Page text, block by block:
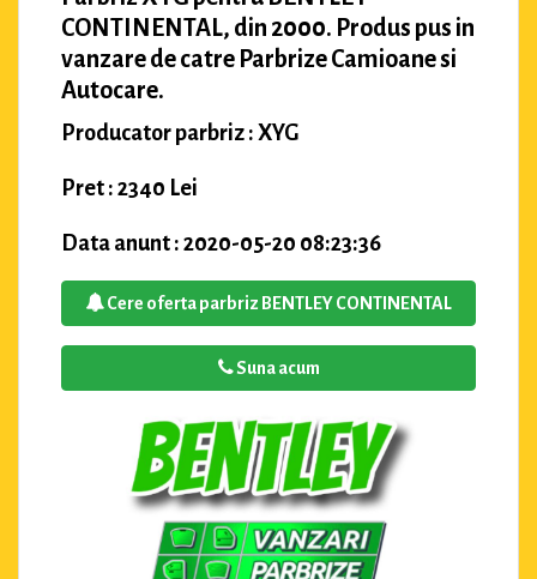
CONTINENTAL, din 2000. Produs pus in
vanzare de catre Parbrize Camioane si
Autocare.
Producator parbriz : XYG
Pret : 2340 Lei
Data anunt : 2020-05-20 08:23:36
Cere oferta parbriz BENTLEY CONTINENTAL
Suna acum